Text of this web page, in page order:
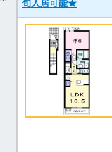
旬入居可能★